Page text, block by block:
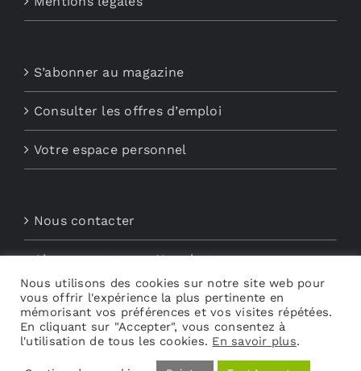
S’abonner au magazine
Consulter les offres d’emploi
Votre espace personnel
Nous contacter
Abonnements aux Newsletters
Découvrez My Audio
Nous utilisons des cookies sur notre site web pour
vous offrir l'expérience la plus pertinente en
mémorisant vos préférences et vos visites répétées.
En cliquant sur "Accepter", vous consentez à
l'utilisation de tous les cookies. En savoir plus.